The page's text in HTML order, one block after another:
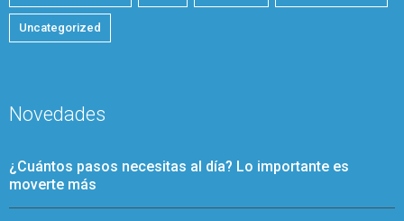
Uncategorized
Novedades
¿Cuántos pasos necesitas al día? Lo importante es
moverte más